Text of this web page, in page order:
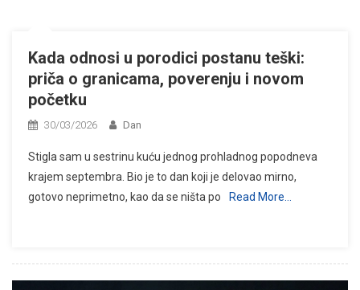
Kada odnosi u porodici postanu teški:
priča o granicama, poverenju i novom
početku
30/03/2026 Dan
Stigla sam u sestrinu kuću jednog prohladnog popodneva
krajem septembra. Bio je to dan koji je delovao mirno,
gotovo neprimetno, kao da se ništa po
Read More…